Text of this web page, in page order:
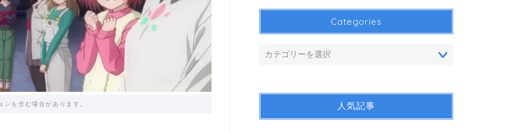
ンを含む場合があります。
Categories
人気記事